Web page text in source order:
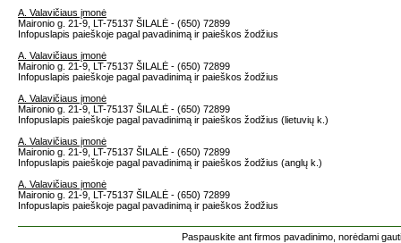
A. Valavičiaus įmonė
Maironio g. 21-9, LT-75137 ŠILALĖ - (650) 72899
Infopuslapis paieškoje pagal pavadinimą ir paieškos žodžius
A. Valavičiaus įmonė
Maironio g. 21-9, LT-75137 ŠILALĖ - (650) 72899
Infopuslapis paieškoje pagal pavadinimą ir paieškos žodžius
A. Valavičiaus įmonė
Maironio g. 21-9, LT-75137 ŠILALĖ - (650) 72899
Infopuslapis paieškoje pagal pavadinimą ir paieškos žodžius (lietuvių k.)
A. Valavičiaus įmonė
Maironio g. 21-9, LT-75137 ŠILALĖ - (650) 72899
Infopuslapis paieškoje pagal pavadinimą ir paieškos žodžius (anglų k.)
A. Valavičiaus įmonė
Maironio g. 21-9, LT-75137 ŠILALĖ - (650) 72899
Infopuslapis paieškoje pagal pavadinimą ir paieškos žodžius
Paspauskite ant firmos pavadinimo, norėdami